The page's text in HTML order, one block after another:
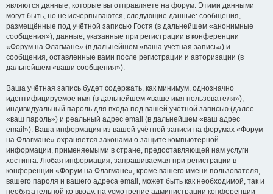
являются данные, которые вы отправляете на форум. Этими данными
могут быть, но не исчерпываются, следующие данные: сообщения,
размещённые под учётной записью Гостя (в дальнейшем «анонимные
сообщения»), данные, указанные при регистрации в конференции
«Форум на Флагмане» (в дальнейшем «ваша учётная запись») и
сообщения, оставленные вами после регистрации и авторизации (в
дальнейшем «ваши сообщения»).
Ваша учётная запись будет содержать, как минимум, однозначно
идентифицируемое имя (в дальнейшем «ваше имя пользователя»),
индивидуальный пароль для входа под вашей учётной записью (далее
«ваш пароль») и реальный адрес email (в дальнейшем «ваш адрес
email»). Ваша информация из вашей учётной записи на форумах «Форум
на Флагмане» охраняется законами о защите компьютерной
информации, применяемыми в стране, предоставляющей нам услуги
хостинга. Любая информация, запрашиваемая при регистрации в
конференции «Форум на Флагмане», кроме вашего имени пользователя,
вашего пароля и вашего адреса email, может быть как необходимой, так и
необязательной ко вводу, на усмотрение администрации конференции